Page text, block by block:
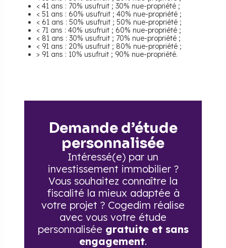
< 41 ans : 70% usufruit ; 30% nue-propriété ;
< 51 ans : 60% usufruit ; 40% nue-propriété ;
< 61 ans : 50% usufruit ; 50% nue-propriété ;
< 71 ans : 40% usufruit ; 60% nue-propriété ;
< 81 ans : 30% usufruit ; 70% nue-propriété ;
< 91 ans : 20% usufruit ; 80% nue-propriété ;
> 91 ans : 10% usufruit ; 90% nue-propriété.
Demande d’étude
personnalisée
Intéressé(e) par un
investissement immobilier ?
Vous souhaitez connaître la
fiscalité la mieux adaptée à
votre projet ? Cogedim réalise
avec vous votre étude
personnalisée gratuite et sans
engagement.